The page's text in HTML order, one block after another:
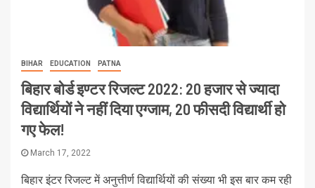
BIHAR EDUCATION PATNA
बिहार बोर्ड इण्टर रिजल्ट 2022: 20 हजार से ज्यादा
विद्यार्थियों ने नहीं दिया एग्जाम, 20 फीसदी विद्यार्थी हो
गए फेल!
March 17, 2022
बिहार इंटर रिजल्ट में अनुत्तीर्ण विद्यार्थियों की संख्या भी इस बार कम रही